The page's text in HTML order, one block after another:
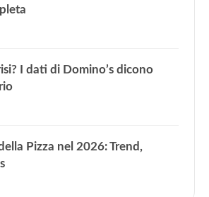
I dati di Domino’s dicono
Pizza nel 2026: Trend,